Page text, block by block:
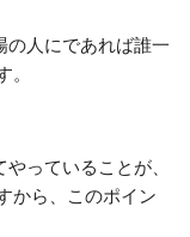
の人にであれば誰一
っていることが、
から、このポイン